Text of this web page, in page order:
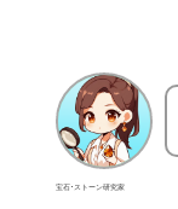
宝石･ストーン研究家